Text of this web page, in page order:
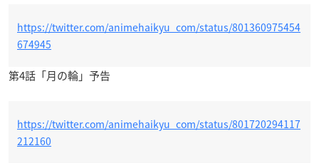
https://twitter.com/animehaikyu_com/status/801360975454
674945
第4話「月の輪」予告
https://twitter.com/animehaikyu_com/status/801720294117
212160